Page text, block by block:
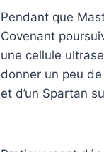
Pendant que
Covenant
une cellule
donner un peu
et d’un Spartan